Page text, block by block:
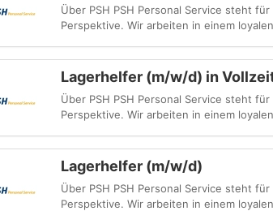
Über PSH PSH Personal Service steht
Perspektive. Wir arbeiten in einem
Lagerhelfer (m/w/d) in
Über PSH PSH Personal Service steht
Perspektive. Wir arbeiten in einem
Lagerhelfer (m/w/d)
Über PSH PSH Personal Service steht
Perspektive. Wir arbeiten in einem